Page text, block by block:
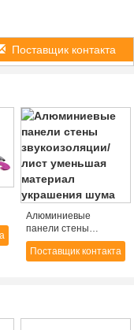
Поставщик контакта
Алюминиевые
панели стены
звукоизоляции/лист
уменьшая материал
Поставщик контакта